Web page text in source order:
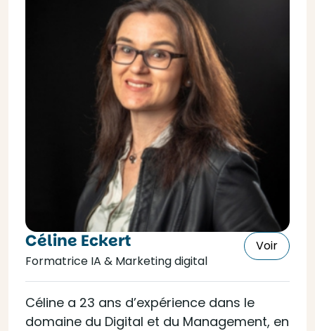
Céline Eckert
Formatrice IA & Marketing digital
Voir
Céline a 23 ans d’expérience dans le
domaine du Digital et du Management, en